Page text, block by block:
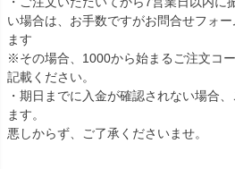
い場合は、お手数ですがお問合せフォ
ます
※その場合、1000から始まるご注文コ
記載ください。
・期日までに入金が確認されない場合
ます。
悪しからず、ご了承くださいませ。